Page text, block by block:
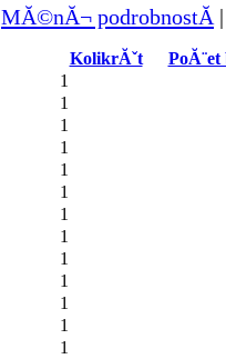
MĂ©nĂ¬ podrobnostĂ­
KolikrĂˇt
1
1
1
1
1
1
1
1
1
1
1
1
1